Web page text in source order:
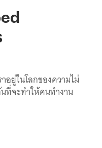
อยู่ในโลกของความไม่
ที่จะทำให้คนทำงาน